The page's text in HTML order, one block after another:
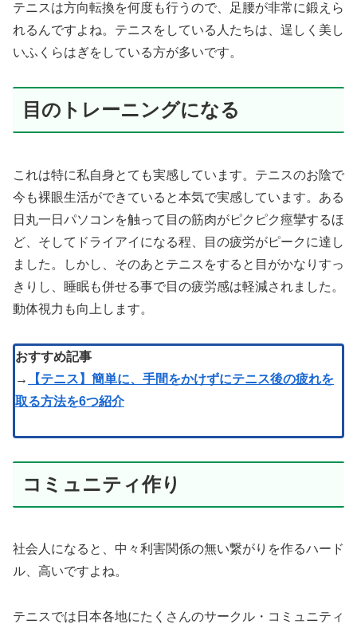
テニスは方向転換を何度も行うので、足腰が非常に鍛えら
れるんですよね。テニスをしている人たちは、逞しく美し
いふくらはぎをしている方が多いです。
目のトレーニングになる
これは特に私自身とても実感しています。テニスのお陰で
今も裸眼生活ができていると本気で実感しています。ある
日丸一日パソコンを触って目の筋肉がピクピク痙攣するほ
ど、そしてドライアイになる程、目の疲労がピークに達し
ました。しかし、そのあとテニスをすると目がかなりすっ
きりし、睡眠も併せる事で目の疲労感は軽減されました。
動体視力も向上します。
おすすめ記事
→
【テニス】簡単に、手間をかけずにテニス後の疲れを
取る方法を6つ紹介
コミュニティ作り
社会人になると、中々利害関係の無い繋がりを作るハード
ル、高いですよね。
テニスでは日本各地にたくさんのサークル・コミュニティ